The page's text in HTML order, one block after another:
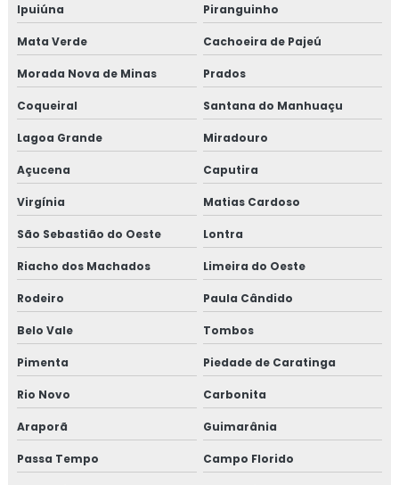
Ipuiúna Piranguinho
Mata Verde Cachoeira de Pajeú
Morada Nova de Minas Prados
Coqueiral Santana do Manhuaçu
Lagoa Grande Miradouro
Açucena Caputira
Virgínia Matias Cardoso
São Sebastião do Oeste Lontra
Riacho dos Machados Limeira do Oeste
Rodeiro Paula Cândido
Belo Vale Tombos
Pimenta Piedade de Caratinga
Rio Novo Carbonita
Araporã Guimarânia
Passa Tempo Campo Florido